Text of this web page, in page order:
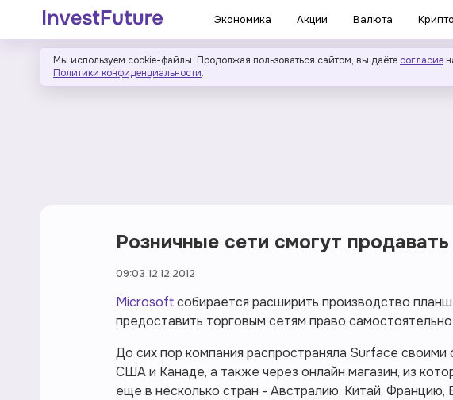
Экономика Акции Валюта
Мы используем cookie-файлы. Продолжая пользоваться сайтом, вы даёте согласие
Политики конфиденциальности.
Розничные сети смогут
09:03 12.12.2012
Microsoftсобирается расширить производство
предоставить торговым сетям право
До сих пор компания распространяла Surface
США и Канаде, а также через онлайн магазин, из
еще в несколько стран - Австралию, Китай, Францию,